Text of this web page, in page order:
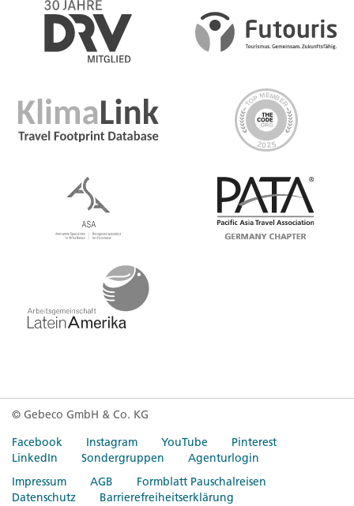
© Gebeco GmbH & Co. KG
Facebook
Instagram YouTube
Pinterest
LinkedIn
Sondergruppen
Agenturlogin
Impressum
AGB
Formblatt Pauschalreisen
Datenschutz
Barrierefreiheitserklärung